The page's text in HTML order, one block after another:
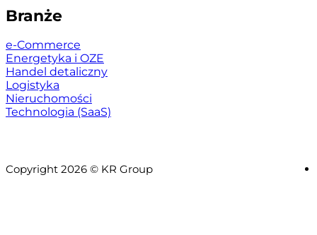
Branże
e-Commerce
Energetyka i OZE
Handel detaliczny
Logistyka
Nieruchomości
Technologia (SaaS)
Copyright 2026 © KR Group